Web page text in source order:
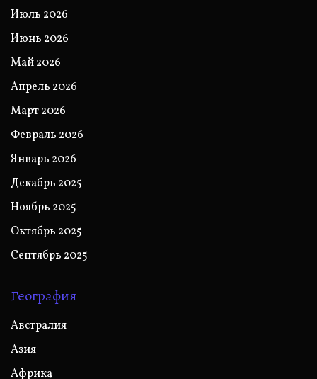
Июль 2026
Июнь 2026
Май 2026
Апрель 2026
Март 2026
Февраль 2026
Январь 2026
Декабрь 2025
Ноябрь 2025
Октябрь 2025
Сентябрь 2025
География
Австралия
Азия
Африка